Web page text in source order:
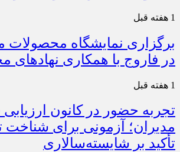
1 هفته قبل
برگزاری نمایشگاه
در فاروج با همکاری نهادهای
1 هفته قبل
تجربه حضور در کانون
مدیران؛ آزمونی برای شناخت
تأکید بر شایسته‌سالاری